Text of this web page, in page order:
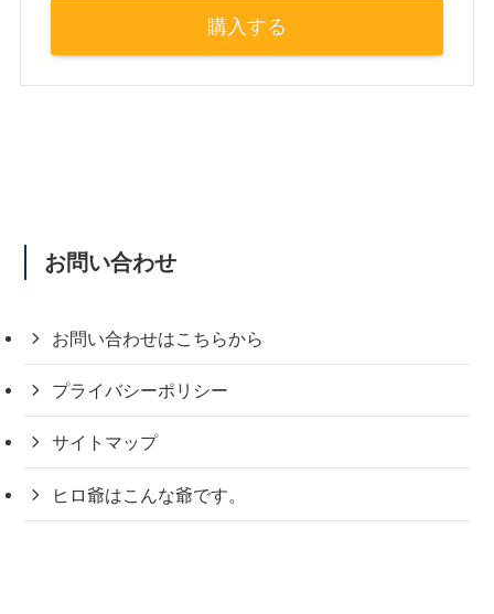
購入する
お問い合わせ
お問い合わせはこちらから
プライバシーポリシー
サイトマップ
ヒロ爺はこんな爺です。